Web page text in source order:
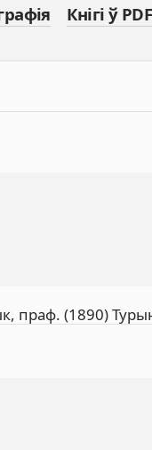
Кнігі ў
праф. (1890)